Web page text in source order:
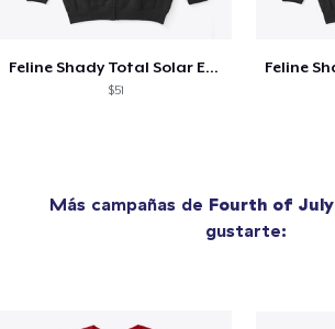
Feline Shady Total Solar Eclipse Tijuana
$51
Más campañas de Fourth of July
gustarte: